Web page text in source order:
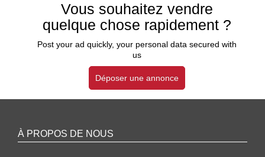
Vous souhaitez vendre
quelque chose rapidement ?
Post your ad quickly, your personal data secured with
us
Déposer une annonce
À PROPOS DE NOUS